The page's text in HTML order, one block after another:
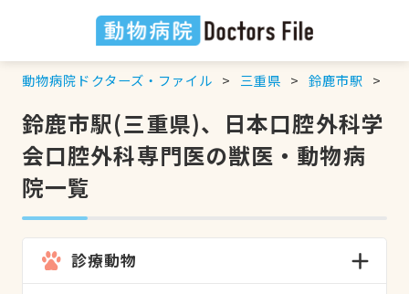
動物病院ドクターズ・ファイル 三重県 鈴鹿市駅
鈴鹿市駅(三重県)、日本口腔外科学
会口腔外科専門医の獣医・動物病
院一覧
診療動物